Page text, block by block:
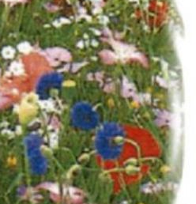
국화
아